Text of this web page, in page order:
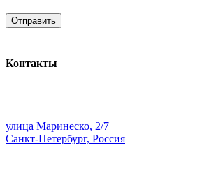
Контакты
улица Маринеско, 2/7
Санкт-Петербург, Россия